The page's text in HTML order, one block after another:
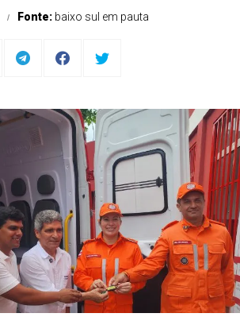
Fonte: baixo sul em pauta